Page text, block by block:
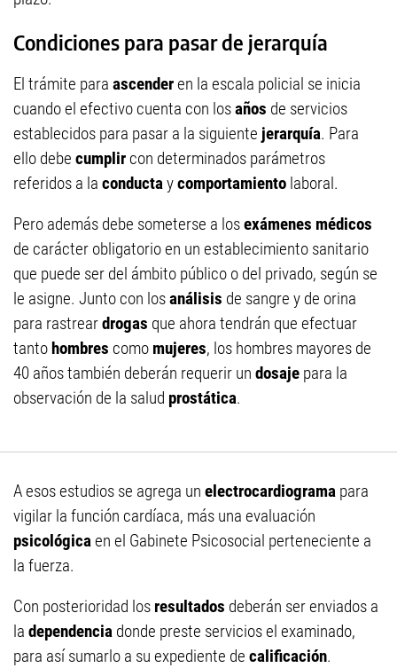
Condiciones para pasar de jerarquía
El trámite para ascenderen la escala policial se inicia
cuando el efectivo cuenta con losaños de servicios
establecidos para pasar a la siguiente jerarquía. Para
ello debe cumplir con determinados parámetros
referidos a la conductaycomportamiento laboral.
Pero además debe someterse a losexámenes médicos
de carácter obligatorio en un establecimiento sanitario
que puede ser del ámbito público o del privado, según se
le asigne. Junto con losanálisis de sangre y de orina
para rastreardrogas que ahora tendrán que efectuar
tantohombres como mujeres, los hombres mayores de
40 años también deberán requerir un dosaje para la
observación de la salud prostática.
A esos estudios se agrega un electrocardiograma para
vigilar la función cardíaca, más una evaluación
psicológicaen el Gabinete Psicosocial perteneciente a
la fuerza.
Con posterioridad los resultados deberán ser enviados a
la dependencia donde preste servicios el examinado,
para así sumarlo a su expediente de calificación.